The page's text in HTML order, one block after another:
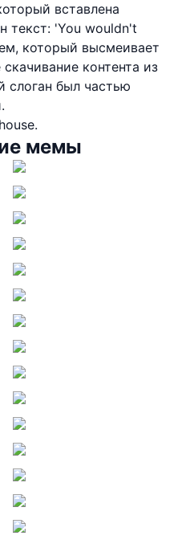
вставлена
текст: 'You wouldn't
который высмеивает
контента из
слоган был частью
мемы